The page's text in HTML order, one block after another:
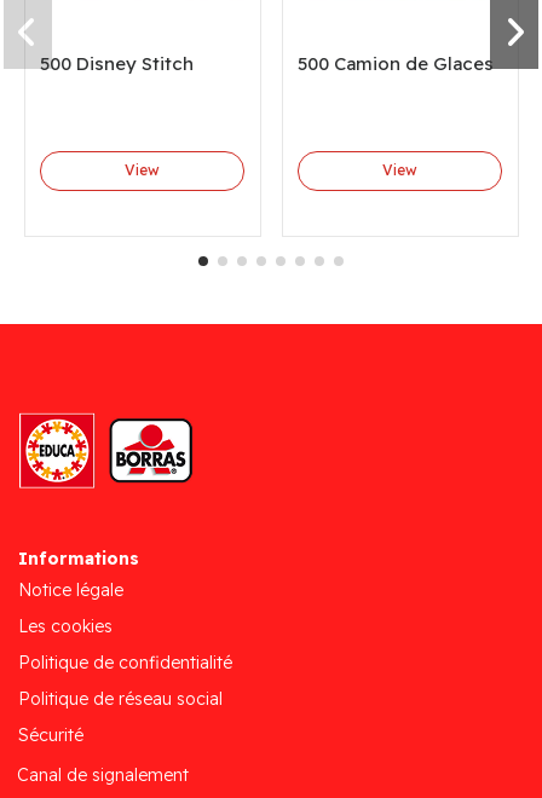
500 Disney Stitch
View
500 Camion de Glaces
View
Informations
Notice légale
Les cookies
Politique de confidentialité
Politique de réseau social
Sécurité
Canal de signalement